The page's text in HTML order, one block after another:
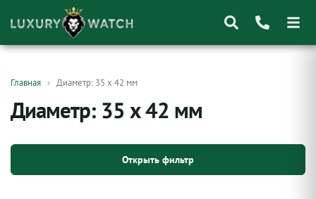
товаров
Главная Диаметр: 35 х 42 мм
Диаметр: 35 х 42 мм
Открыть фильтр